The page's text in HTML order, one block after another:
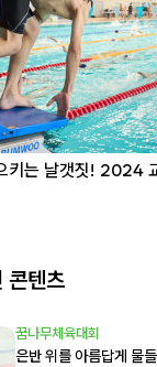
키는 날갯짓! 2024
콘텐츠
꿈나무체육대회
은반 위를 아름답게 물